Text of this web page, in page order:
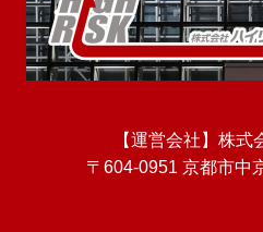
【運営会社】株式
〒604-0951 京都市中